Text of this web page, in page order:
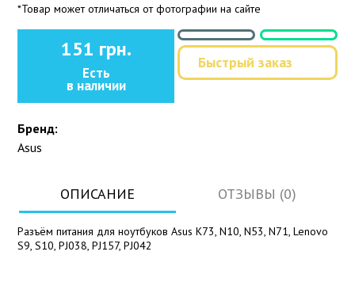
*Товар может отличаться от фотографии на сайте
151 грн.
Есть
в наличии
Быстрый заказ
Бренд:
Asus
ОПИСАНИЕ ОТЗЫВЫ (0)
Разъём питания для ноутбуков Asus K73, N10, N53, N71, Lenovo
S9, S10, PJ038, PJ157, PJ042